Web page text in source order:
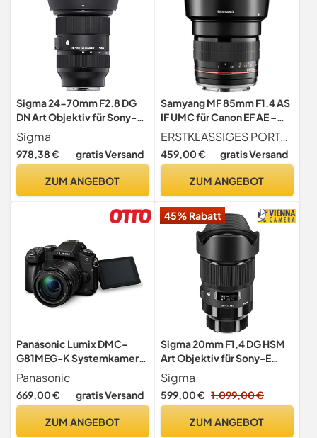
Sigma 24-70mm F2.8 DG
DN Art Objektiv für Sony-E
Objektivbajonett
Sigma
978,38 € gratis Versand
ZUM ANGEBOT
Samyang MF 85mm F1.4 AS
IF UMC für Canon EF AE –
Vollformat Portrait
Objektiv für EF-Mount,
geeignet für Canon EF AE,
EOS-1D X Mark III, 6D Mark
ERSTKLASSIGES PORTRAITOBJEKTIV Lichtstarkes, kompaktes Portraitobjektiv 85mm F1.4, ausgezeichnete Bildqualität, durch eingebauten Chip automatische Belichtung, Aluminiumgehäuse, 540 g Gewicht, präzise Fokussierung durch leichtgängigen Fokusring
459,00 € gratis Versand
ZUM ANGEBOT
Panasonic Lumix DMC-
G81MEG-K Systemkamera
(16 MP, 4K, Dual I.S., OLED-
Sucher, 7,5 cm Touch, 12-
60mm Objektiv, schwarz)
Panasonic
669,00 € gratis Versand
ZUM ANGEBOT
45% Rabatt
Sigma 20mm F1,4 DG HSM
Art Objektiv für Sony-E
Objektivbajonett
Sigma
599,00 € 1.099,00 €
ZUM ANGEBOT